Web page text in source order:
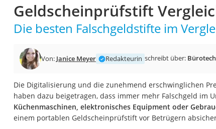
Matratzen
Tageslichtlampe
Badlüfter
Bürohocker
Außenleuchte
Geldscheinprüfstift
Die besten Falschgeldstifte im
Von: Janice Meyer Redakteurin schreibt über:
Die Digitalisierung und die zunehmend erschwinglichen
haben dazu beigetragen, dass immer mehr Falschgeld im
Küchenmaschinen, elektronisches Equipment oder
einem portablen Geldscheinprüfstift vor Betrügern